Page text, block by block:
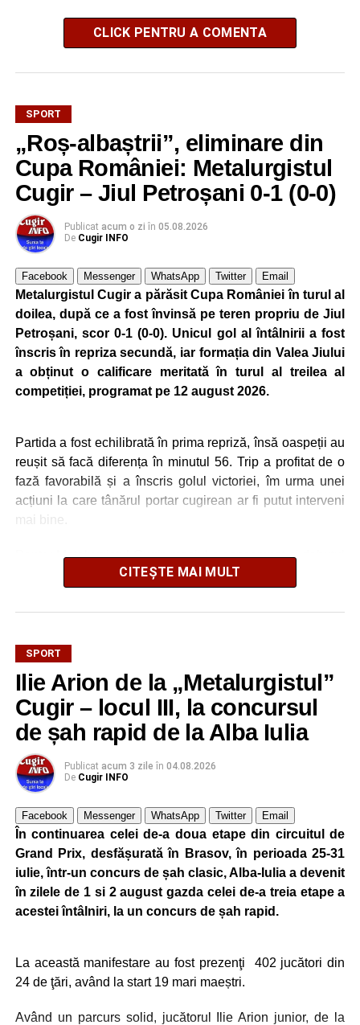
CLICK PENTRU A COMENTA
SPORT
„Roș-albaștrii”, eliminare din
Cupa României: Metalurgistul
Cugir – Jiul Petroșani 0-1 (0-0)
Publicat acum o zi în 05.08.2026
De Cugir INFO
Facebook Messenger WhatsApp Twitter Email
Metalurgistul Cugir a părăsit Cupa României în turul al
doilea, după ce a fost învinsă pe teren propriu de Jiul
Petroșani, scor 0-1 (0-0). Unicul gol al întâlnirii a fost
înscris în repriza secundă, iar formația din Valea Jiului
a obținut o calificare meritată în turul al treilea al
competiției, programat pe 12 august 2026.
Partida a fost echilibrată în prima repriză, însă oaspeții au
reușit să facă diferența în minutul 56. Trip a profitat de o
fază favorabilă și a înscris golul victoriei, îm urma unei
acțiuni la care tânărul portar cugirean ar fi putut interveni
mai bine.
Pentru Metalurgistul Cugir, meciul a consemnat și debutul
a trei jucători: Bogdan Avram, venit de la Universitatea
s-a calificat după un succes categoric, scor 10-0, pe
trecut fără emoții de Hațeg, scor 4-0.
Cele două echipe se vor reîntâlni în această perioadă,
având programat un meci amical în data de 22 august,
ultimul test înaintea debutului noului sezon competițional.
• Au evoluat formațiile:
Metalurgistul Cugir: B. Avram – P. Pahone, Liubashov,
Balaur, Sebaș (78, Kiraly) – Șaucă/cpt. (86, Tăban),
Butnariu, Udrea (60, Todoran), B. Minteuan (78, P.
Păcurar), Cocan, Goronea (60, Bura); Rezerve: Similie,
Iosif, Mâlnă, G. Cristea. Antrenor: Lucian Itu.
Hondorocu – Giurică, Morariu – Vreja, Viașu, Buțurcă –
Trip; rezerve Krupenschi, Fulga, Nițu, Mihăilă, Polgar, R.
CITEȘTE MAI MULT
SPORT
Ilie Arion de la „Metalurgistul”
Cugir – locul III, la concursul
de șah rapid de la Alba Iulia
Publicat acum 3 zile în 04.08.2026
De Cugir INFO
Facebook Messenger WhatsApp Twitter Email
În continuarea celei de-a doua etape din circuitul de
Grand Prix, desfășurată în Brasov, în perioada 25-31
iulie, într-un concurs de șah clasic, Alba-Iulia a devenit
în zilele de 1 si 2 august gazda celei de-a treia etape a
acestei întâlniri, la un concurs de șah rapid.
La această manifestare au fost prezenţi 402 jucători din
24 de ţări, având la start 19 mari maeștri.
Având un parcurs solid, jucătorul Ilie Arion junior, de la